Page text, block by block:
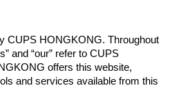
CUPS HONGKONG. Throughout
and “our” refer to CUPS
offers this website,
and services available from this